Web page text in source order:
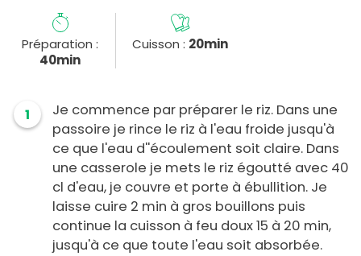
Préparation :
40min
Cuisson : 20min
1
Je commence par préparer le riz. Dans une
passoire je rince le riz à l'eau froide jusqu'à
ce que l'eau d''écoulement soit claire. Dans
une casserole je mets le riz égoutté avec 40
cl d'eau, je couvre et porte à ébullition. Je
laisse cuire 2 min à gros bouillons puis
continue la cuisson à feu doux 15 à 20 min,
jusqu'à ce que toute l'eau soit absorbée.